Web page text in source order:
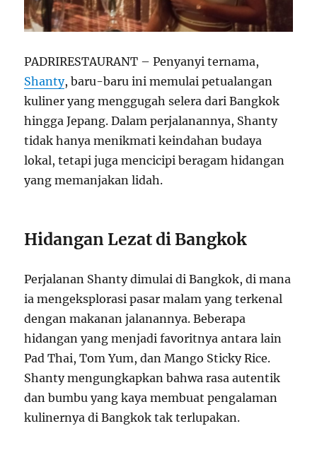
PADRIRESTAURANT – Penyanyi ternama,
Shanty, baru-baru ini memulai petualangan
kuliner yang menggugah selera dari Bangkok
hingga Jepang. Dalam perjalanannya, Shanty
tidak hanya menikmati keindahan budaya
lokal, tetapi juga mencicipi beragam hidangan
yang memanjakan lidah.
Hidangan Lezat di Bangkok
Perjalanan Shanty dimulai di Bangkok, di mana
ia mengeksplorasi pasar malam yang terkenal
dengan makanan jalanannya. Beberapa
hidangan yang menjadi favoritnya antara lain
Pad Thai, Tom Yum, dan Mango Sticky Rice.
Shanty mengungkapkan bahwa rasa autentik
dan bumbu yang kaya membuat pengalaman
kulinernya di Bangkok tak terlupakan.